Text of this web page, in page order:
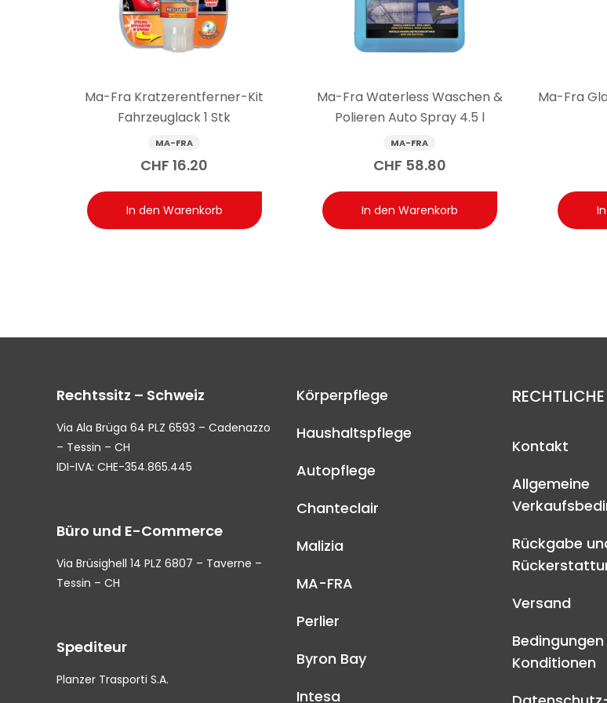
Frage: Worin unterscheidet sich dieses Produkt von einem herkömmlichen
Antwort: Im Fahrzeuginnenraum befinden sich empfindlichere Materialien und Beschichtungen als
Touchscreens nützlich ist.
Ma-Fra Kratzerentferner-Kit
Fahrzeuglack 1 Stk
MA-FRA
CHF 16.20
In den Warenkorb
Ma-Fra Waterless Waschen &
Polieren Auto Spray 4.5 l
MA-FRA
CHF 58.80
In den Warenkorb
Ma-Fra
Rechtssitz – Schweiz
Via Ala Brüga 64 PLZ 6593 – Cadenazzo
– Tessin – CH
IDI-IVA: CHE-354.865.445
Büro und E-Commerce
Via Brüsighell 14 PLZ 6807 – Taverne –
Tessin – CH
Spediteur
Planzer Trasporti S.A.
Körperpflege
Haushaltspflege
Autopflege
Chanteclair
Malizia
MA-FRA
Perlier
Byron Bay
Intesa
Kontakt
Allgemeine
Rückgabe
Versand
Konditionen